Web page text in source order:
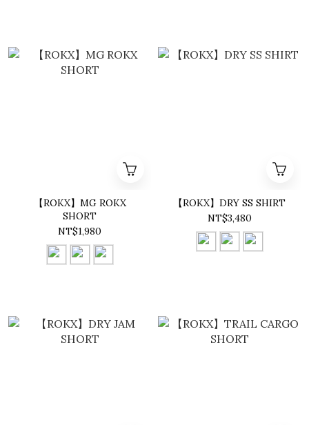
【ROKX】MG ROKX
SHORT
NT$1,980
【ROKX】DRY SS SHIRT
NT$3,480